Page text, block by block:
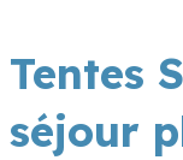
Tentes
séjour